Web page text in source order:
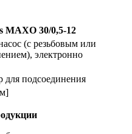
MAXO 30/0,5-12
(с резьбовым или
электронно
подсоединения